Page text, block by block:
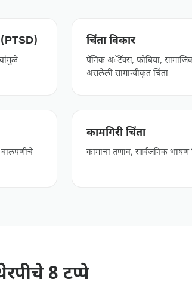
चिंता विकार
पॅनिक अॅटॅक्स, फोबिया,
असलेली सामान्यीकृत चिंता
बालपणीचे
कामगिरी चिंता
कामाचा तणाव, सार्वजनिक
8 टप्पे